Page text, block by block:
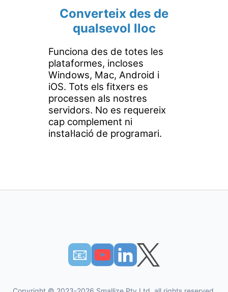
Converteix des de
qualsevol lloc
Funciona des de totes les
plataformes, incloses
Windows, Mac, Android i
iOS. Tots els fitxers es
processen als nostres
servidors. No es requereix
cap complement ni
instal·lació de programari.
📧︎